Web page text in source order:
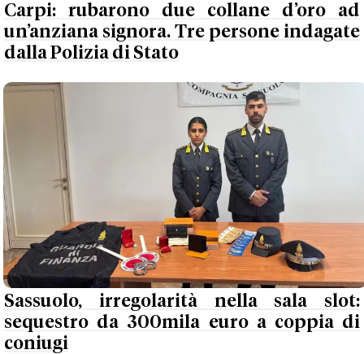
Carpi: rubarono due collane d’oro ad
un’anziana signora. Tre persone indagate
dalla Polizia di Stato
Sassuolo, irregolarità nella sala slot:
sequestro da 300mila euro a coppia di
coniugi